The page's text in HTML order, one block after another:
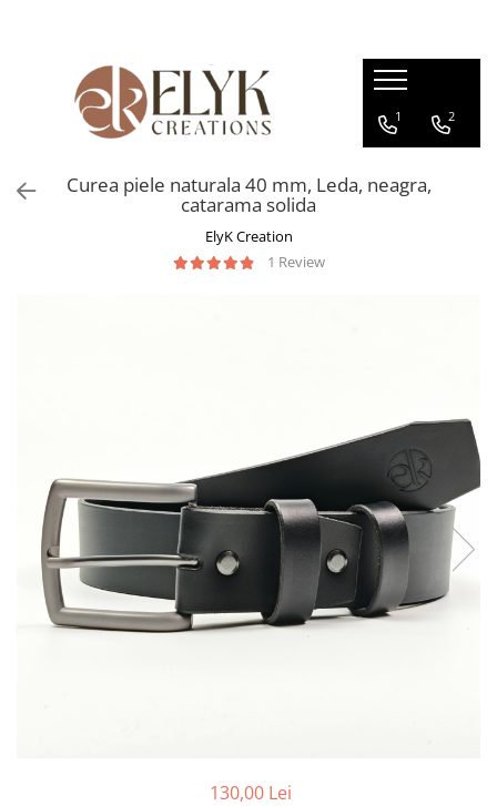
Pentru BARBATI
Portofele barbati
Pentru FEMEI
Genti femei
Rucsacuri femei
1 2
Curea piele naturala 40 mm, Leda, neagra,
catarama solida
ElyK Creation
1 Review
130,00 Lei